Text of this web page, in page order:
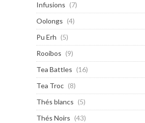
Infusions (7)
Oolongs (4)
Pu Erh (5)
Rooibos (9)
Tea Battles (16)
Tea Troc (8)
Thés blancs (5)
Thés Noirs (43)